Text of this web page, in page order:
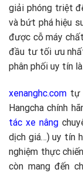
giải phóng triệt
và bứt phá hiệu
được cỗ máy
đầu tư tối ưu
phân phối uy tín
xenanghc.com tự
Hangcha chính
tác xe nâng
dịch giá…) uy tín
nghiệm thực
còn mang đến